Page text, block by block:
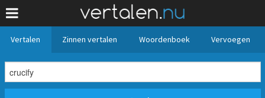
Vertalen Zinnen vertalen Woordenboek Vervoegen